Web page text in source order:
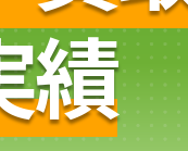
績